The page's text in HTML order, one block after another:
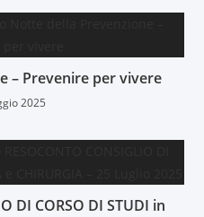
– Prevenire per vivere
2025
DI CORSO DI STUDI in